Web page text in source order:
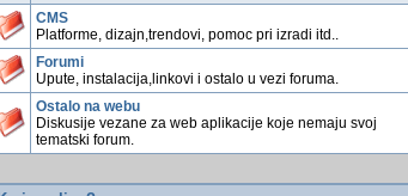
CMS
Platforme, dizajn,trendovi, pomoc pri izradi itd..
Forumi
Upute, instalacija,linkovi i ostalo u vezi foruma.
Ostalo na webu
Diskusije vezane za web aplikacije koje nemaju svoj
tematski forum.